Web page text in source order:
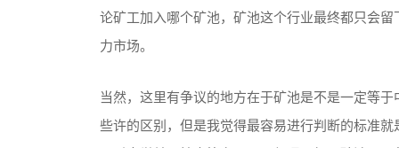
论矿工加入哪个矿池，矿池这个行业最终都只会
力市场。
当然，这里有争议的地方在于矿池是不是一定等
些许的区别，但是我觉得最容易进行判断的标准